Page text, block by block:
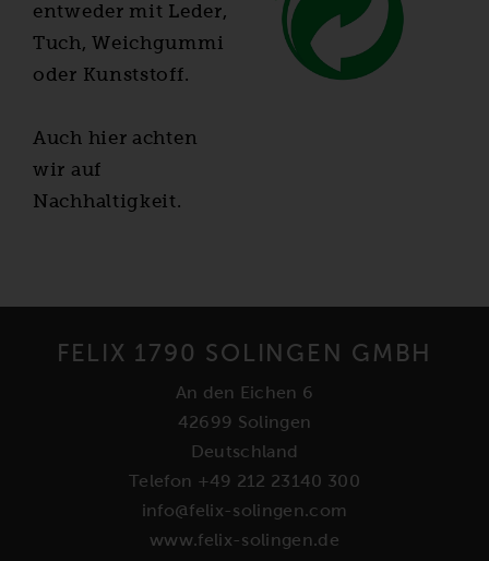
entweder mit Leder,
Tuch, Weichgummi
oder Kunststoff.
Auch hier achten
wir auf
Nachhaltigkeit.
FELIX 1790 SOLINGEN GMBH
An den Eichen 6
42699 Solingen
Deutschland
Telefon +49 212 23140 300
info@felix-solingen.com
www.felix-solingen.de